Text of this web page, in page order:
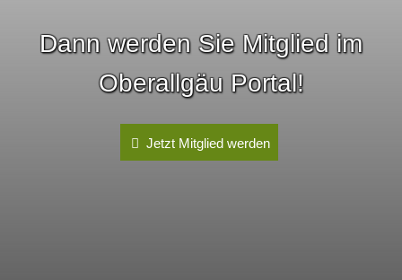
Dann werden Sie Mitglied im
Oberallgäu Portal!
Jetzt Mitglied werden